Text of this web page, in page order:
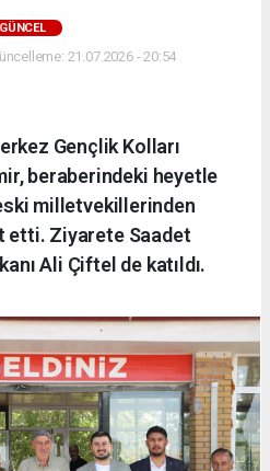
GÜNCEL
21.07.2026 - 20:54
Gençlik Kolları
beraberindeki heyetle
milletvekillerinden
etti. Ziyarete Saadet
Ali Çiftel de katıldı.